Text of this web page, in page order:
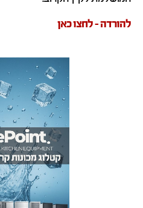
להורדה – לחצו כאן